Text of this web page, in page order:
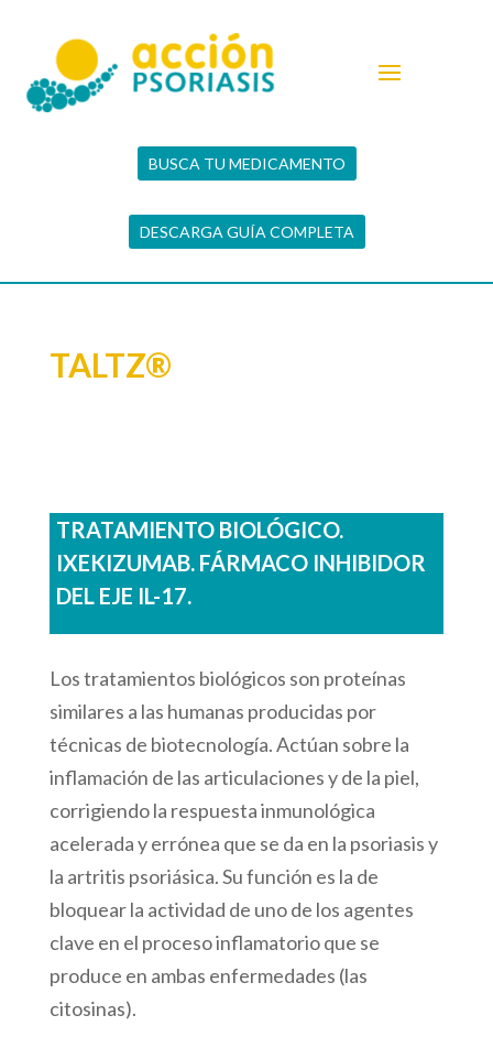
BUSCA TU MEDICAMENTO
DESCARGA GUÍA COMPLETA
TALTZ®
TRATAMIENTO BIOLÓGICO.
IXEKIZUMAB. FÁRMACO INHIBIDOR
DEL EJE IL-17.
Los tratamientos biológicos son proteínas
similares a las humanas producidas por
técnicas de biotecnología. Actúan sobre la
inflamación de las articulaciones y de la piel,
corrigiendo la respuesta inmunológica
acelerada y errónea que se da en la psoriasis y
la artritis psoriásica. Su función es la de
bloquear la actividad de uno de los agentes
clave en el proceso inflamatorio que se
produce en ambas enfermedades (las
citosinas).